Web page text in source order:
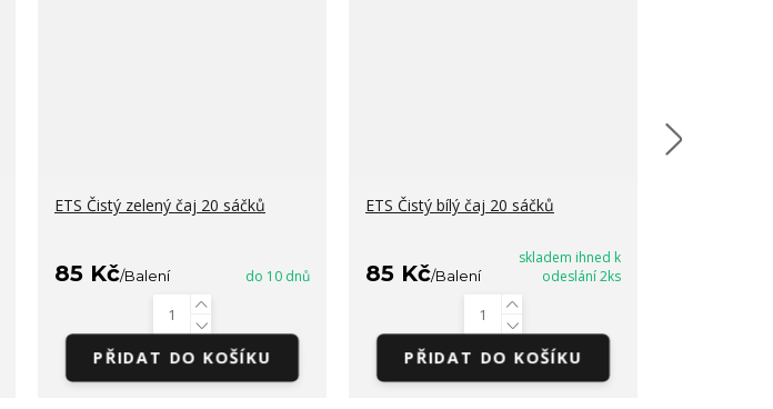
ETS Čistý zelený čaj 20 sáčků
85 Kč/Balení do 10 dnů
PŘIDAT DO KOŠÍKU
ETS Čistý bílý čaj 20 sáčků
85 Kč/Balení
skladem ihned k
odeslání 2ks
PŘIDAT DO KOŠÍKU